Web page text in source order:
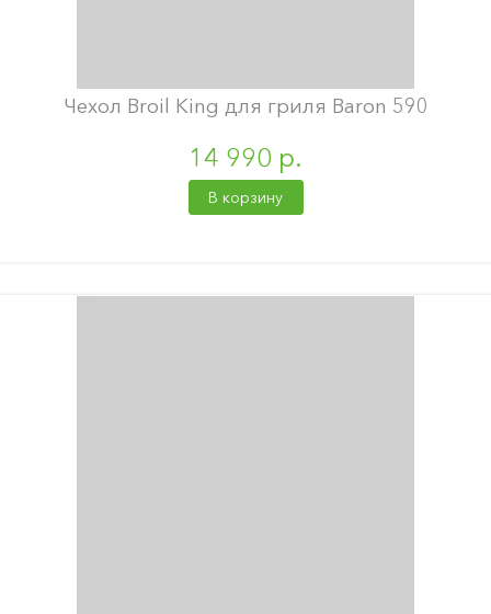
Чехол Broil King для гриля Baron 590
14 990 р.
В корзину